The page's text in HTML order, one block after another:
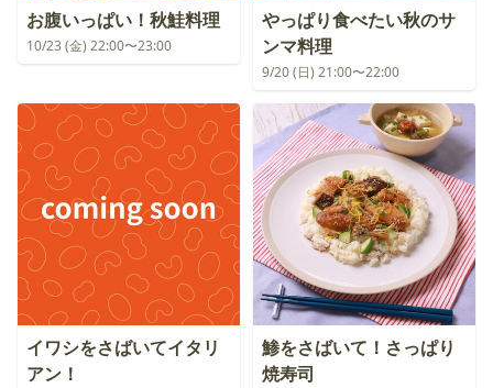
お腹いっぱい！秋鮭料理
10/23 (金) 22:00〜23:00
やっぱり食べたい秋のサ
ンマ料理
9/20 (日) 21:00〜22:00
イワシをさばいてイタリ
アン！
鯵をさばいて！さっぱり
焼寿司